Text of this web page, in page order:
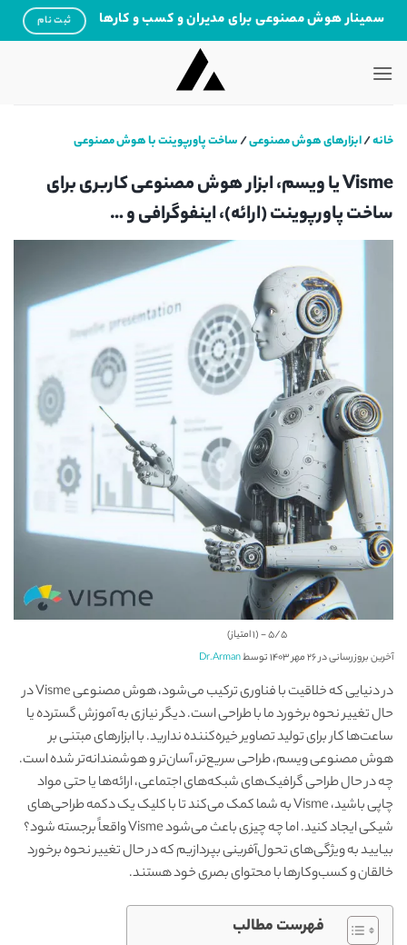
سمینار هوش مصنوعی برای مدیران و کسب و کارها ثبت نام
خانه/ابزارهای هوش مصنوعی/ساخت پاورپوینت با هوش مصنوعی
Visme یا ویسم، ابزار هوش مصنوعی کاربری برای
ساخت پاورپوینت (ارائه)، اینفوگرافی و …
5/5 - (1 امتیاز)
آخرین بروزرسانی در ۲۶ مهر ۱۴۰۳ توسط
Dr.Arman
در دنیایی که خلاقیت با فناوری ترکیب می‌شود، هوش مصنوعی Visme در
حال تغییر نحوه برخورد ما با طراحی است. دیگر نیازی به آموزش گسترده یا
ساعت‌ها کار برای تولید تصاویر خیره‌کننده ندارید. با ابزارهای مبتنی بر
هوش مصنوعی ویسم، طراحی سریع‌تر، آسان‌تر و هوشمندانه‌تر شده است.
چه در حال طراحی گرافیک‌های شبکه‌های اجتماعی، ارائه‌ها یا حتی مواد
چاپی باشید، Visme به شما کمک می‌کند تا با کلیک یک دکمه طراحی‌های
شیکی ایجاد کنید. اما چه چیزی باعث می‌شود Visme واقعاً برجسته شود؟
بیایید به ویژگی‌های تحول‌آفرینی بپردازیم که در حال تغییر نحوه برخورد
خالقان و کسب‌وکارها با محتوای بصری خود هستند.
فهرست مطالب